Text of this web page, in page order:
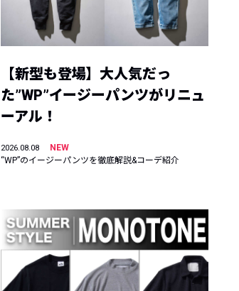
【新型も登場】大人気だっ
た”WP”イージーパンツがリニュ
ーアル！
2026.08.08
NEW
“WP”のイージーパンツを徹底解説&コーデ紹介